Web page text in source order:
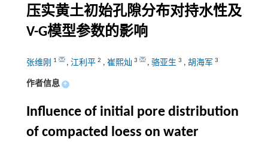
压实黄土初始孔隙分布对持水性及
V-G模型参数的影响
张维刚 1 , 江利平 2 , 崔熙灿 3 , 骆亚生 3 , 胡海军 3
作者信息 +
Influence of initial pore distribution
of compacted loess on water